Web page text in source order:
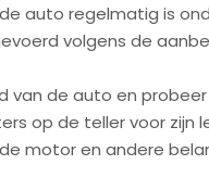
auto regelmatig is
volgens de
van de auto en
op de teller voor zijn
motor en andere